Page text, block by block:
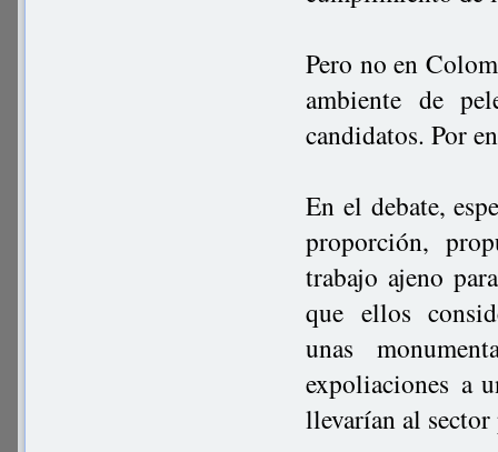
Pero no en
ambiente de
candidatos. Por
En el debate,
proporción,
trabajo ajeno
que ellos
unas
expoliaciones a
llevarían al